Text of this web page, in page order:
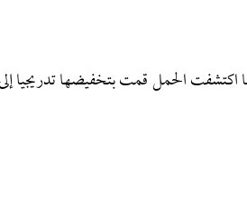
حبوب ميدرول 4 ملغ في اليوم، وعندما اكتشفت الحمل قمت بتخفيضها تدريجيا